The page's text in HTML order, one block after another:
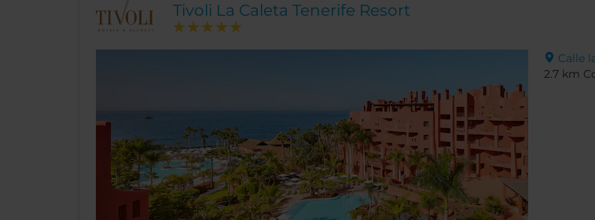
Tivoli La Caleta Tenerife Resort
Calle
2.7 km